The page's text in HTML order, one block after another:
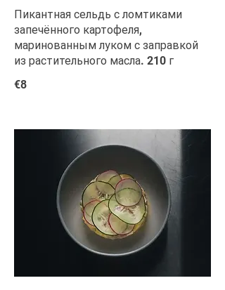
Пикантная сельдь с ломтиками
запечённого картофеля,
маринованным луком с заправкой
из растительного масла. 210 г
€8